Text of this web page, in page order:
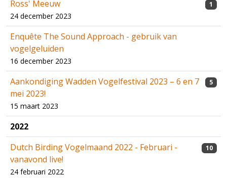
Ross' Meeuw
24 december 2023
1
Enquête The Sound Approach - gebruik van
vogelgeluiden
16 december 2023
Aankondiging Wadden Vogelfestival 2023 – 6 en 7
mei 2023!
15 maart 2023
5
2022
Dutch Birding Vogelmaand 2022 - Februari -
vanavond live!
24 februari 2022
10